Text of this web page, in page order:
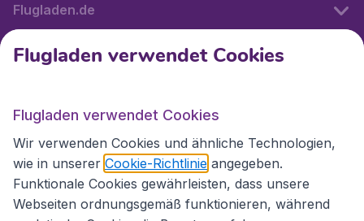
Flugladen.de
Internationale Webseiten
Folgen Sie uns:
Flugladen verwendet Cookies
Flugladen verwendet Cookies
Wir verwenden Cookies und ähnliche Technologien,
wie in unserer Cookie-Richtlinie angegeben.
Funktionale Cookies gewährleisten, dass unsere
Webseiten ordnungsgemäß funktionieren, während